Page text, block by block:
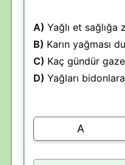
A) Yağlı et sağlığa
B) Karın yağması
C) Kaç gündür
D) Yağları
A